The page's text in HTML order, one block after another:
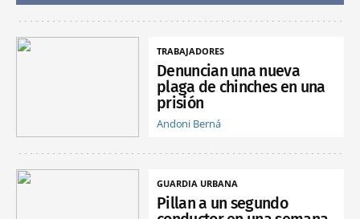
TRABAJADORES
Denuncian una nueva
plaga de chinches en una
prisión
Andoni Berná
GUARDIA URBANA
Pillan a un segundo